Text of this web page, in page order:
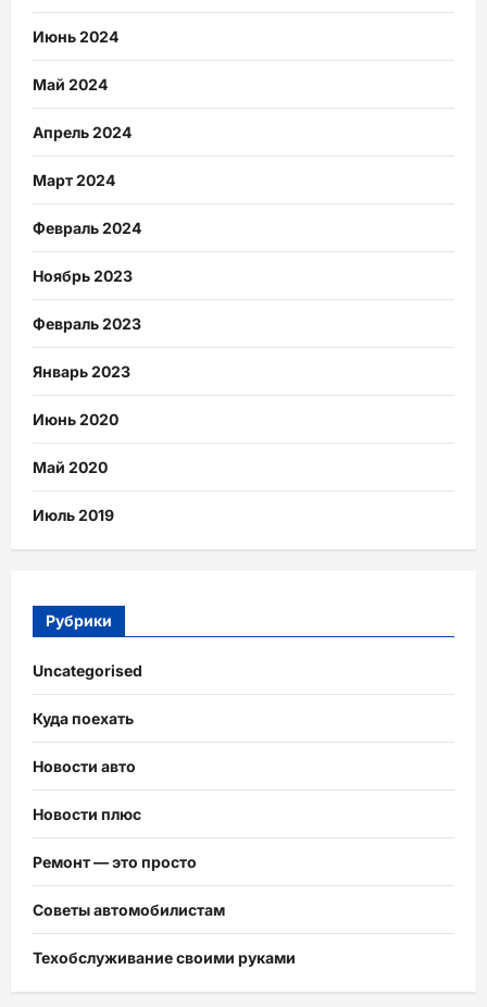
Июнь 2024
Май 2024
Апрель 2024
Март 2024
Февраль 2024
Ноябрь 2023
Февраль 2023
Январь 2023
Июнь 2020
Май 2020
Июль 2019
Рубрики
Uncategorised
Куда поехать
Новости авто
Новости плюс
Ремонт — это просто
Советы автомобилистам
Техобслуживание своими руками